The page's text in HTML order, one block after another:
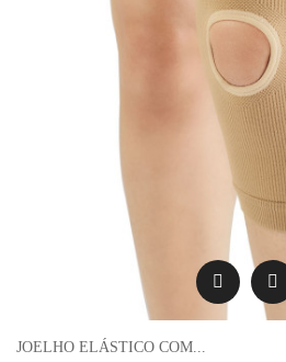
JOELHO ELÁSTICO COM...